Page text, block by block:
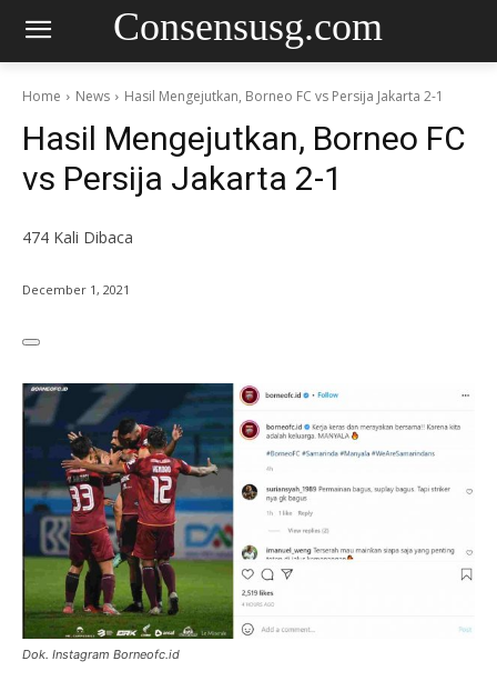
Consensusg.com
Home News Hasil Mengejutkan, Borneo FC vs Persija Jakarta 2-1
Hasil Mengejutkan, Borneo FC
vs Persija Jakarta 2-1
474 Kali Dibaca
December 1, 2021
Dok. Instagram Borneofc.id